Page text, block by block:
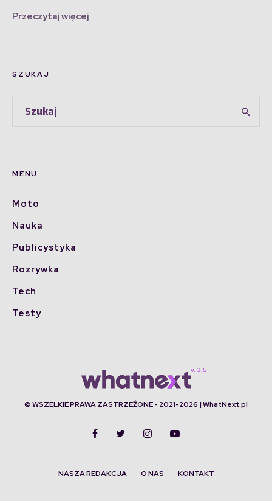
Przeczytaj więcej
SZUKAJ
MENU
Moto
Nauka
Publicystyka
Rozrywka
Tech
Testy
© WSZELKIE PRAWA ZASTRZEŻONE - 2021-2026 | WhatNext.pl
NASZA REDAKCJA O NAS KONTAKT